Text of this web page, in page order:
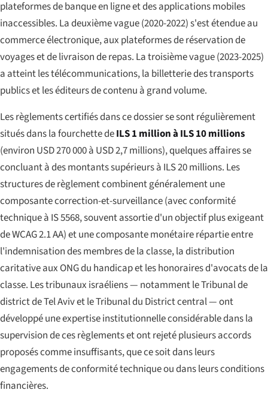
plateformes de banque en ligne et des applications mobiles
inaccessibles. La deuxième vague (2020-2022) s'est étendue au
commerce électronique, aux plateformes de réservation de
voyages et de livraison de repas. La troisième vague (2023-2025)
a atteint les télécommunications, la billetterie des transports
publics et les éditeurs de contenu à grand volume.
Les règlements certifiés dans ce dossier se sont régulièrement
situés dans la fourchette deILS 1 million à ILS 10 millions
(environ USD 270 000 à USD 2,7 millions), quelques affaires se
concluant à des montants supérieurs à ILS 20 millions. Les
structures de règlement combinent généralement une
composante correction-et-surveillance (avec conformité
technique à IS 5568, souvent assortie d'un objectif plus exigeant
de WCAG 2.1 AA) et une composante monétaire répartie entre
l'indemnisation des membres de la classe, la distribution
caritative aux ONG du handicap et les honoraires d'avocats de la
classe. Les tribunaux israéliens — notamment le Tribunal de
district de Tel Aviv et le Tribunal du District central — ont
développé une expertise institutionnelle considérable dans la
supervision de ces règlements et ont rejeté plusieurs accords
proposés comme insuffisants, que ce soit dans leurs
engagements de conformité technique ou dans leurs conditions
financières.